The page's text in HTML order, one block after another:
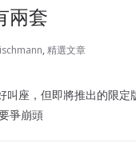
兩套
, 精選文章
座，但即將推出的限定
爭崩頭